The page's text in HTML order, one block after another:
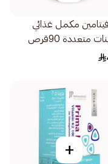
مكمل غذائي
متعددة 90قرص
+